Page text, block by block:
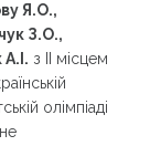
Я.О.,
З.О.,
з ІІ місцем
олімпіаді